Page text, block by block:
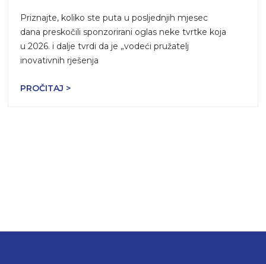
Priznajte, koliko ste puta u posljednjih mjesec
dana preskočili sponzorirani oglas neke tvrtke koja
u 2026. i dalje tvrdi da je „vodeći pružatelj
inovativnih rješenja
PROČITAJ >